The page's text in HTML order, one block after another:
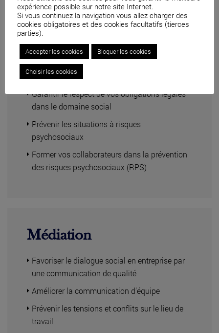
Droit social
Garantir le respect de vos obligations légales
dans le domaine social
Prévenir les situations à risques
psychosociaux
Former vos collaborateurs dans la prévention
des risques psychosociaux (RPS)
Médiation
Favoriser le dialogue social en entreprise par
une communication de qualité
Améliorer la communication d’équipe
Prévenir les tensions et conflits sur le lieu de
travail
expérience possible sur notre site Internet.
Si vous continuez la navigation vous allez charger des
cookies obligatoires et des cookies facultatifs (tierces
parties).
Accepter les cookies Bloquer les cookies
Choisir les cookies